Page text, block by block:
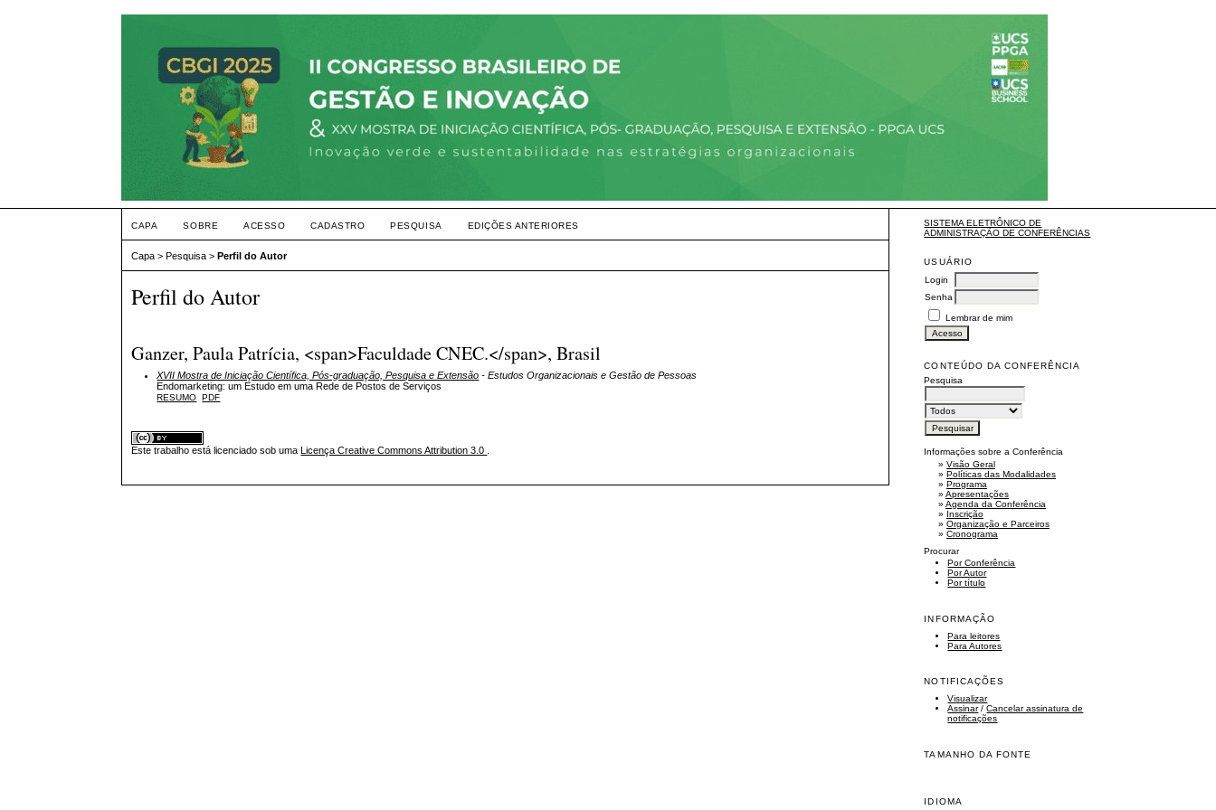
SISTEMA ELETRÔNICO DE
ADMINISTRAÇÃO DE CONFERÊNCIAS
USUÁRIO
Login
Senha
Lembrar de mim
CONTEÚDO DA CONFERÊNCIA
Pesquisa
Informações sobre a Conferência
»Visão Geral
»Políticas das Modalidades
»Programa
»Apresentações
»Agenda da Conferência
» Inscrição
»Organização e Parceiros
»Cronograma
Procurar
Por Conferência
Por Autor
Por título
INFORMAÇÃO
Para leitores
Para Autores
NOTIFICAÇÕES
Visualizar
Assinar/Cancelar assinatura de
notificações
TAMANHO DA FONTE
IDIOMA
CAPA SOBRE ACESSO CADASTRO PESQUISA EDIÇÕES ANTERIORES
Capa >Pesquisa >Perfil do Autor
Perfil do Autor
Ganzer, Paula Patrícia, <span>Faculdade CNEC.</span>, Brasil
XVII Mostra de Iniciação Científica, Pós-graduação, Pesquisa e Extensão - Estudos Organizacionais e Gestão de Pessoas
Endomarketing: um Estudo em uma Rede de Postos de Serviços
RESUMO PDF
Este trabalho está licenciado sob uma Licença Creative Commons Attribution 3.0